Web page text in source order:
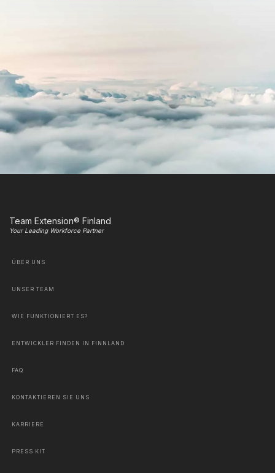
Team Extension® Finland
Your Leading Workforce Partner
ÜBER UNS
UNSER TEAM
WIE FUNKTIONIERT ES?
ENTWICKLER FINDEN IN FINNLAND
FAQ
KONTAKTIEREN SIE UNS
KARRIERE
PRESS KIT